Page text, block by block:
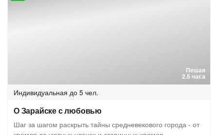
Пешая
2.5 часа
Индивидуальная до 5 чел.
О Зарайске с любовью
Шаг за шагом раскрыть тайны средневекового города - от